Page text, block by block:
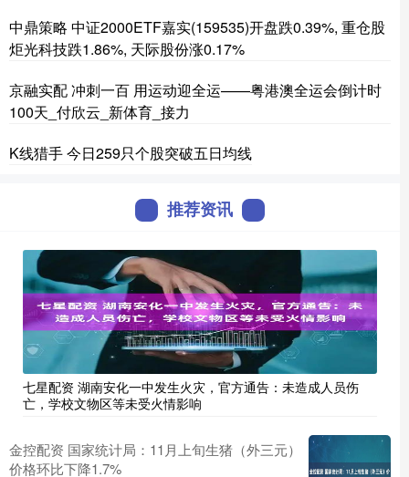
中鼎策略 中证2000ETF嘉实(159535)开盘跌0.39%, 重仓股
炬光科技跌1.86%, 天际股份涨0.17%
京融实配 冲刺一百 用运动迎全运——粤港澳全运会倒计时
100天_付欣云_新体育_接力
K线猎手 今日259只个股突破五日均线
推荐资讯
七星配资 湖南安化一中发生火灾，官方通告：未造成人员伤
亡，学校文物区等未受火情影响
金控配资 国家统计局：11月上旬生猪（外三元）
价格环比下降1.7%